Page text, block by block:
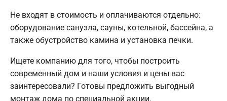
Не входят в стоимость и оплачиваются отдельно:
оборудование санузла, сауны, котельной, бассейна, а
также обустройство камина и установка печки.
Ищете компанию для того, чтобы построить
современный дом и наши условия и цены вас
заинтересовали? Готовы предложить выгодный
монтаж дома по специальной акции.